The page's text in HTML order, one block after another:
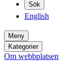
Sök
English
Meny
Kategorier
Om webbplatsen